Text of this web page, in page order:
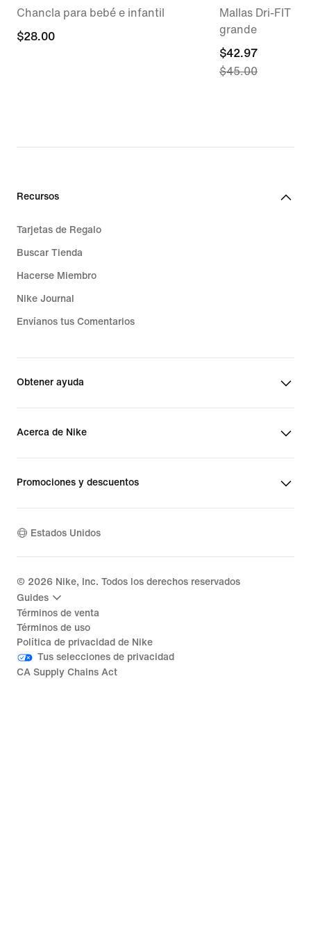
Chancla para bebé e infantil
$28.00
$28.00
Mallas Dri-FIT
grande
current
price
$45.00
$42.97
$45.00
Recursos
Tarjetas de Regalo
Buscar Tienda
Hacerse Miembro
Nike Journal
Envíanos tus Comentarios
Obtener ayuda
Acerca de Nike
Promociones y descuentos
Estados Unidos
© 2026 Nike, Inc. Todos los derechos reservados
Guides
Términos de venta
Términos de uso
Política de privacidad de Nike
Tus selecciones de privacidad
CA Supply Chains Act